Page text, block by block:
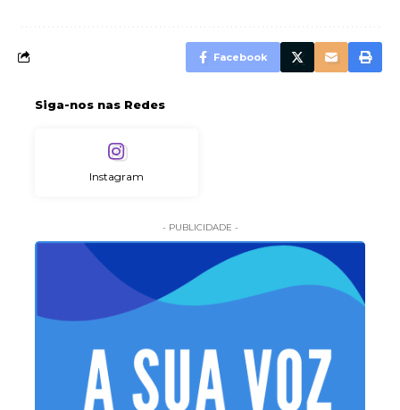
Facebook
Siga-nos nas Redes
Instagram
- PUBLICIDADE -